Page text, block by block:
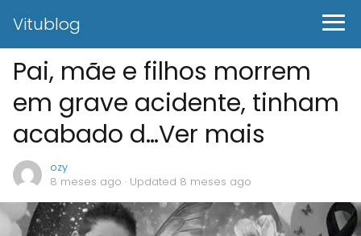
Vitublog
Pai, mãe e filhos morrem
em grave acidente, tinham
acabado d…Ver mais
ozy
8 meses ago · Updated 8 meses ago